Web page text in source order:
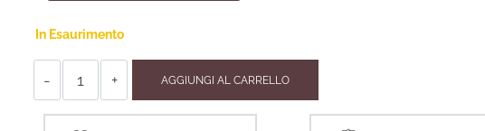
In Esaurimento
AGGIUNGI AL CARRELLO